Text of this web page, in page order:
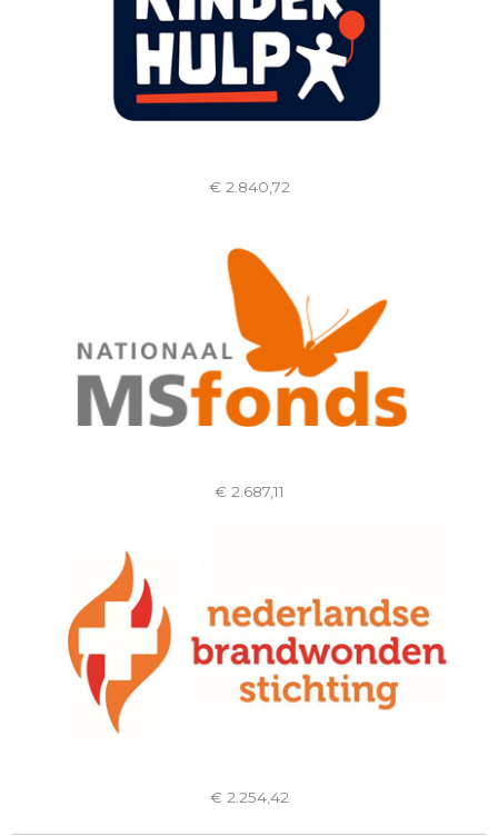
€ 2.840,72
€ 2.687,11
€ 2.254,42